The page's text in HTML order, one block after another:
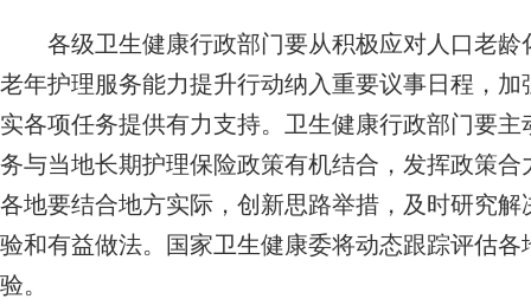
各级卫生健康行政部门要从积极应对人口老龄
老年护理服务能力提升行动纳入重要议事日程，
实各项任务提供有力支持。卫生健康行政部门要
务与当地长期护理保险政策有机结合，发挥政策
各地要结合地方实际，创新思路举措，及时研究
验和有益做法。国家卫生健康委将动态跟踪评估
验。